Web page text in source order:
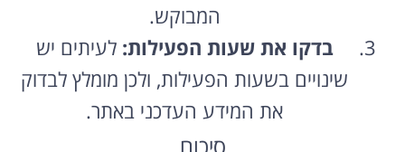
המבוקש.
בדקו את שעות הפעילות: לעיתים יש
שינויים בשעות הפעילות, ולכן מומלץ לבדוק
את המידע העדכני באתר.
סיכום